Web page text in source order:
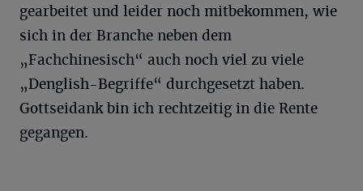
gearbeitet und leider noch mitbekommen, wie
sich in der Branche neben dem
„Fachchinesisch“ auch noch viel zu viele
„Denglish-Begriffe“ durchgesetzt haben.
Gottseidank bin ich rechtzeitig in die Rente
gegangen.